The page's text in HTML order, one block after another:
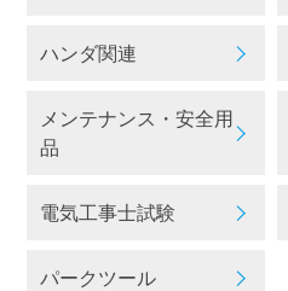
ハンダ関連
メンテナンス・安全用
品
電気工事士試験
パークツール